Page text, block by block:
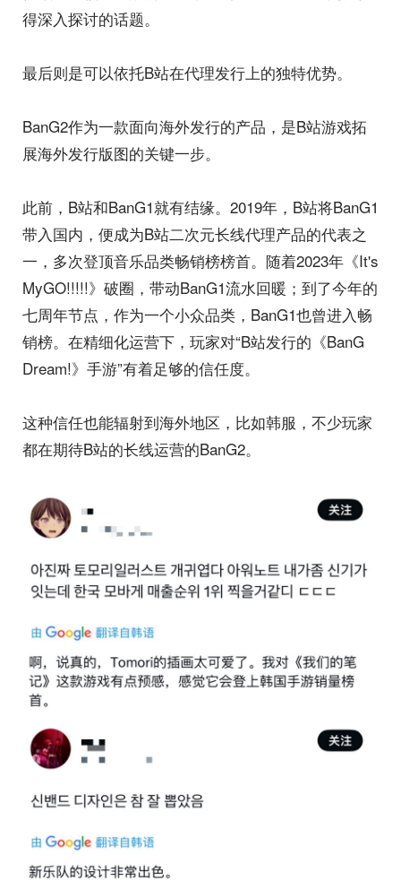
得深入探讨的话题。
最后则是可以依托B站在代理发行上的独特优势。
BanG2作为一款面向海外发行的产品，是B站游戏拓
展海外发行版图的关键一步。
此前，B站和BanG1就有结缘。2019年，B站将BanG1
带入国内，便成为B站二次元长线代理产品的代表之
一，多次登顶音乐品类畅销榜榜首。随着2023年《It's
MyGO!!!!!》破圈，带动BanG1流水回暖；到了今年的
七周年节点，作为一个小众品类，BanG1也曾进入畅
销榜。在精细化运营下，玩家对“B站发行的《BanG
Dream!》手游”有着足够的信任度。
这种信任也能辐射到海外地区，比如韩服，不少玩家
都在期待B站的长线运营的BanG2。